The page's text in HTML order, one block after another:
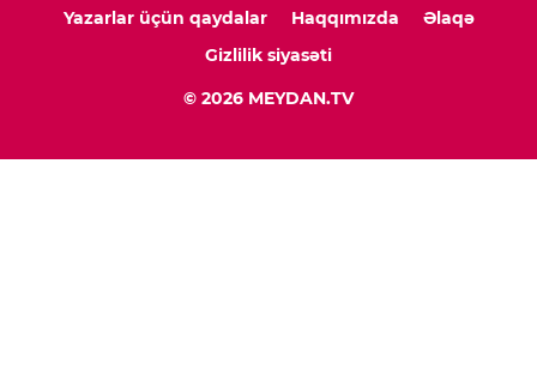
Yazarlar üçün qaydalar
Haqqımızda
Əlaqə
Gizlilik siyasəti
© 2026 MEYDAN.TV